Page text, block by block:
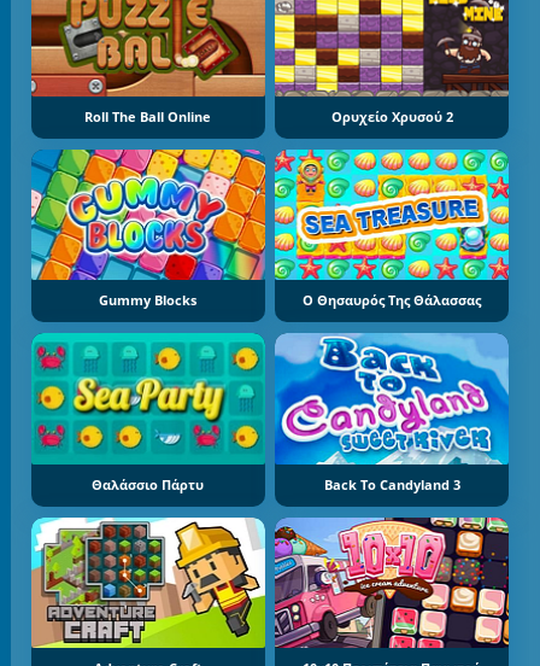
Roll The Ball Online Ορυχείο Χρυσού 2
Gummy Blocks Ο Θησαυρός Της Θάλασσας
Θαλάσσιο Πάρτυ Back To Candyland 3